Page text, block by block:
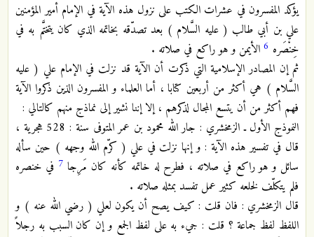
يؤكد المفسرون في عشرات الكتب على نزول هذه الآية في الإمام أمير المؤمنين
علي بن أبي طالب ( عليه السَّلام ) بعد تصدّقه بخاتمه الذي كان يتختَّم به في
خِنْصَره 6 الأيمن و هو راكع في صلاته .
ثم إن المصادر الإسلامية التي ذكرت أن الآية قد نزلت في الإمام علي ( عليه
السَّلام ) هي أكثر من أربعين كتابا ، أما العلماء و المفسرون الذين ذكروا الآية
فهم أكثر من أن يتسع المجال لذكرهم ، إلا إننا نشير إلى نماذج منهم كالتالي :
النموذج الأول ـ الزمخشري : جار الله محمود بن عمر المتوفى سنة : 528 هجرية ،
قال في تفسير هذه الآية : و إنها نزلت في علي ( كرّم الله وجهه ) حين سأله
سائل و هو راكع في صلاته ، فطرح له خاتمه كأنه كان مَرِجا 7 في خنصره
فلم يتكلّف لخلعه كثير عمل تفسد بمثله صلاته .
قال الزمخشري : فان قلت : كيف يصح أن يكون لعلي ( رضي الله عنه ) و
اللفظ لفظ جماعة ؟ قلت : جيء به على لفظ الجمع و إن كان السبب به رجلاً